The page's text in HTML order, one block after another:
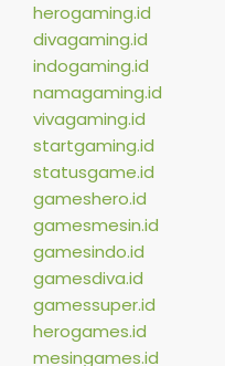
herogaming.id
divagaming.id
indogaming.id
namagaming.id
vivagaming.id
startgaming.id
statusgame.id
gameshero.id
gamesmesin.id
gamesindo.id
gamesdiva.id
gamessuper.id
herogames.id
mesingames.id